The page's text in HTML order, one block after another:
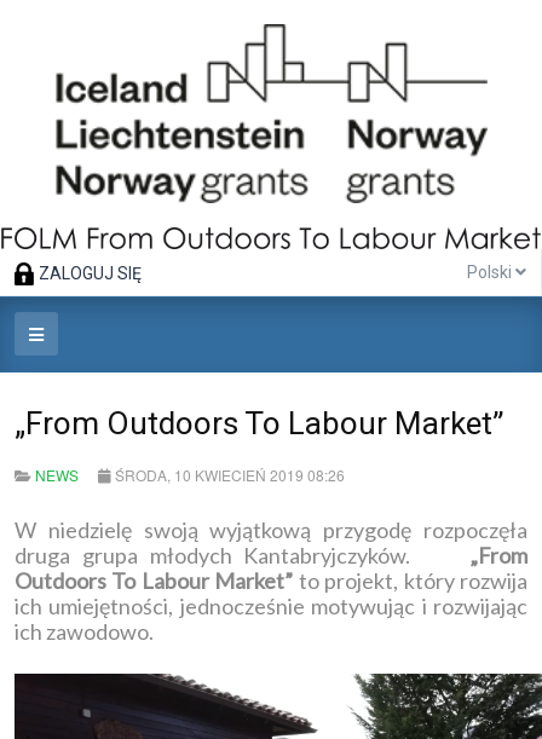
ZALOGUJ SIĘ Polski
„From Outdoors To Labour Market”
NEWS ŚRODA, 10 KWIECIEŃ 2019 08:26
W niedzielę swoją wyjątkową przygodę rozpoczęła
druga grupa młodych Kantabryjczyków. „From
Outdoors To Labour Market” to projekt, który rozwija
ich umiejętności, jednocześnie motywując i rozwijając
ich zawodowo.